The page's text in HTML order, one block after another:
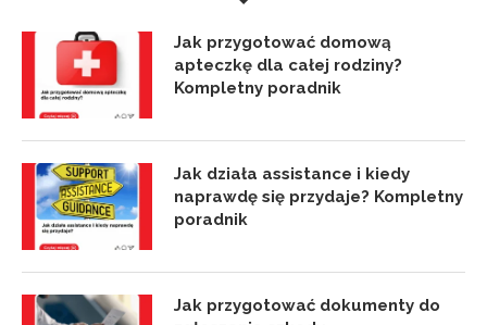
Jak przygotować domową
apteczkę dla całej rodziny?
Kompletny poradnik
Jak działa assistance i kiedy
naprawdę się przydaje? Kompletny
poradnik
Jak przygotować dokumenty do